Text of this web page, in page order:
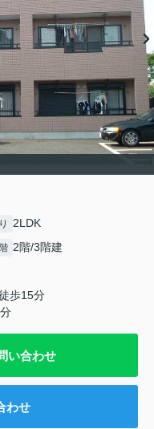
2LDK
2階/3階建
歩15分
い合わせ
わせ